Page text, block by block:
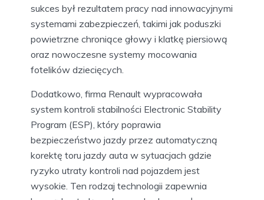
sukces był rezultatem pracy nad innowacyjnymi
systemami zabezpieczeń, takimi jak poduszki
powietrzne chroniące głowy i klatkę piersiową
oraz nowoczesne systemy mocowania
fotelików dziecięcych.
Dodatkowo, firma Renault wypracowała
system kontroli stabilności Electronic Stability
Program (ESP), który poprawia
bezpieczeństwo jazdy przez automatyczną
korektę toru jazdy auta w sytuacjach gdzie
ryzyko utraty kontroli nad pojazdem jest
wysokie. Ten rodzaj technologii zapewnia